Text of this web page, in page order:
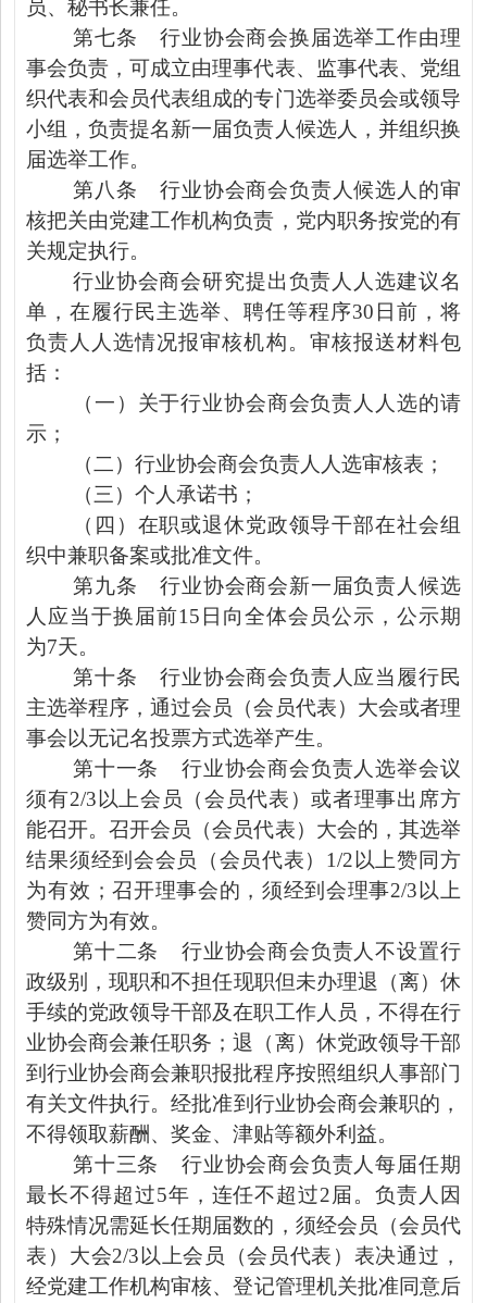
员、秘书长兼任。
第七条
行业协会商会换届选举工作由理
事会负责，可成立由理事代表、监事代表、党组
织代表和会员代表组成的专门选举委员会或领导
小组，负责提名新一届负责人候选人，并组织换
届选举工作。
第八条
行业协会商会负责人候选人的审
核把关由党建工作机构负责，党内职务按党的有
关规定执行。
行业协会商会研究提出负责人人选建议名
单，在履行民主选举、聘任等程序30 日前，将
负责人人选情况报审核机构。审核报送材料包
括：
（一）关于行业协会商会负责人人选的请
示；
（二）行业协会商会负责人人选审核表；
（三）个人承诺书；
（四）在职或退休党政领导干部在社会组
织中兼职备案或批准文件。
第九条
行业协会商会新一届负责人候选
人应当于换届前15 日向全体会员公示，公示期
为7天。
第十条
行业协会商会负责人应当履行民
主选举程序，通过会员（会员代表）大会或者理
事会以无记名投票方式选举产生。
第十一条
行业协会商会负责人选举会议
须有2/3 以上会员（会员代表）或者理事出席方
能召开。召开会员（会员代表）大会的，其选举
结果须经到会会员（会员代表） 1/2 以上赞同方
为有效；召开理事会的，须经到会理事2/3 以上
赞同方为有效。
第十二条
行业协会商会负责人不设置行
政级别，现职和不担任现职但未办理退（离）休
手续的党政领导干部及在职工作人员，不得在行
业协会商会兼任职务；退（离）休党政领导干部
到行业协会商会兼职报批程序按照组织人事部门
有关文件执行。经批准到行业协会商会兼职的，
不得领取薪酬、奖金、津贴等额外利益。
第十三条
行业协会商会负责人每届任期
最长不得超过5年，连任不超过2届。负责人因
特殊情况需延长任期届数的，须经会员（会员代
表）大会2/3 以上会员（会员代表）表决通过，
经党建工作机构审核、登记管理机关批准同意后